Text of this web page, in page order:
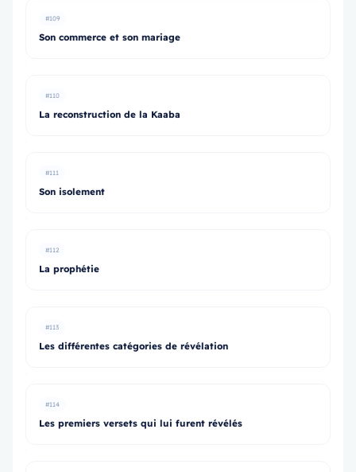
#109
Son commerce et son mariage
#110
La reconstruction de la Kaaba
#111
Son isolement
#112
La prophétie
#113
Les différentes catégories de révélation
#114
Les premiers versets qui lui furent révélés